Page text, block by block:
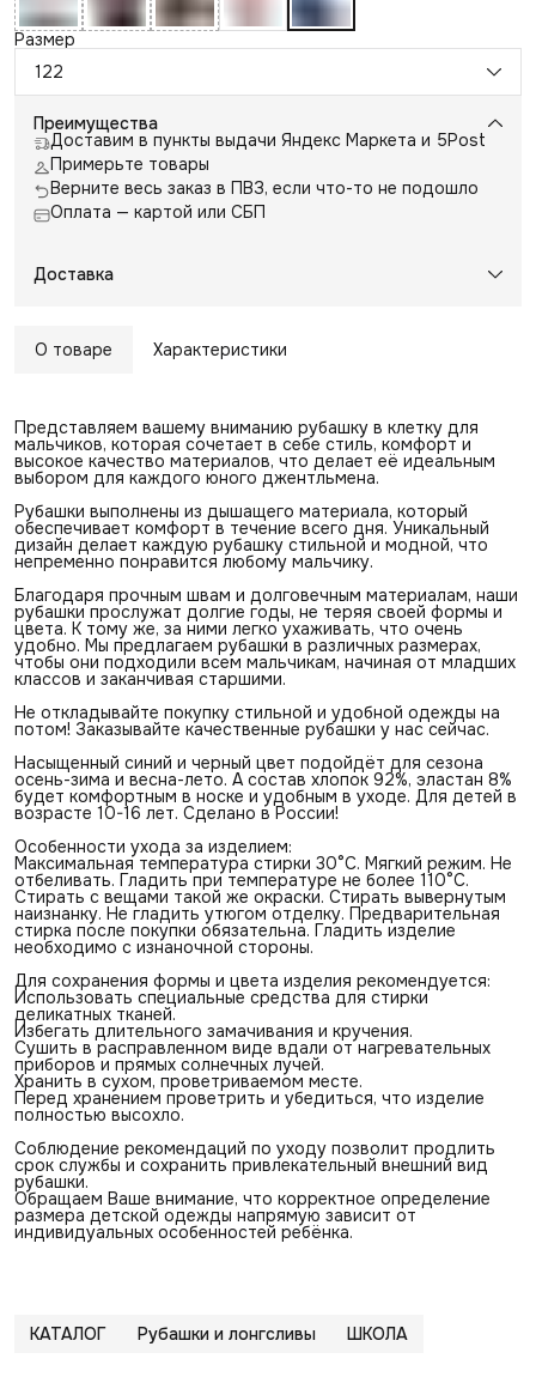
Размер
122
Преимущества
Доставим в пункты выдачи Яндекс Маркета и 5Post
Примерьте товары
Верните весь заказ в ПВЗ, если что-то не подошло
Оплата — картой или СБП
Доставка
О товаре Характеристики
Представляем вашему вниманию рубашку в клетку для
мальчиков, которая сочетает в себе стиль, комфорт и
высокое качество материалов, что делает её идеальным
выбором для каждого юного джентльмена.
Рубашки выполнены из дышащего материала, который
обеспечивает комфорт в течение всего дня. Уникальный
дизайн делает каждую рубашку стильной и модной, что
непременно понравится любому мальчику.
Благодаря прочным швам и долговечным материалам, наши
рубашки прослужат долгие годы, не теряя своей формы и
цвета. К тому же, за ними легко ухаживать, что очень
удобно. Мы предлагаем рубашки в различных размерах,
чтобы они подходили всем мальчикам, начиная от младших
классов и заканчивая старшими.
Не откладывайте покупку стильной и удобной одежды на
потом! Заказывайте качественные рубашки у нас сейчас.
Насыщенный синий и черный цвет подойдёт для сезона
осень-зима и весна-лето. А состав хлопок 92%, эластан 8%
будет комфортным в носке и удобным в уходе. Для детей в
возрасте 10-16 лет. Сделано в России!
Особенности ухода за изделием:
Максимальная температура стирки 30°С. Мягкий режим. Не
отбеливать. Гладить при температуре не более 110°С.
Стирать с вещами такой же окраски. Стирать вывернутым
наизнанку. Не гладить утюгом отделку. Предварительная
стирка после покупки обязательна. Гладить изделие
необходимо с изнаночной стороны.
Для сохранения формы и цвета изделия рекомендуется:
Использовать специальные средства для стирки
деликатных тканей.
Избегать длительного замачивания и кручения.
Сушить в расправленном виде вдали от нагревательных
приборов и прямых солнечных лучей.
Хранить в сухом, проветриваемом месте.
Перед хранением проветрить и убедиться, что изделие
полностью высохло.
Соблюдение рекомендаций по уходу позволит продлить
срок службы и сохранить привлекательный внешний вид
рубашки.
Обращаем Ваше внимание, что корректное определение
размера детской одежды напрямую зависит от
индивидуальных особенностей ребёнка.
КАТАЛОГ Рубашки и лонгсливы ШКОЛА